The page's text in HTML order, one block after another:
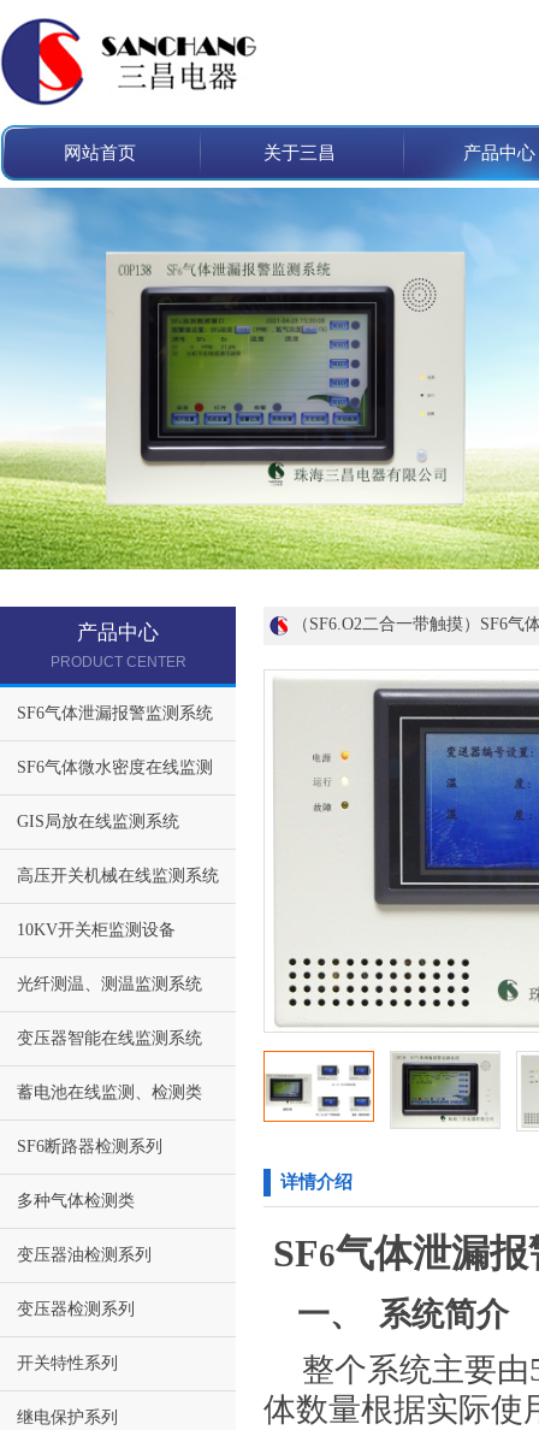
网站首页 关于三昌 产品中心
产品中心
PRODUCT CENTER
SF6气体泄漏报警监测系统
SF6气体微水密度在线监测
GIS局放在线监测系统
高压开关机械在线监测系统
10KV开关柜监测设备
光纤测温、测温监测系统
变压器智能在线监测系统
蓄电池在线监测、检测类
SF6断路器检测系列
多种气体检测类
变压器油检测系列
变压器检测系列
开关特性系列
继电保护系列
（SF6.O2二合一带触摸）SF6气
详情介绍
SF6气体泄漏报
一、 系统简介
整个系统主要
体数量根据实际使